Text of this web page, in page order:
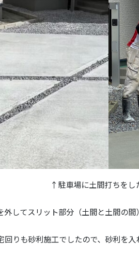
↑駐車場に土間打ちをし
外してスリット部分（土間と土間の
回りも砂利施工でしたので、砂利を